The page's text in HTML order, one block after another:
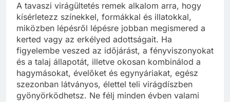
A tavaszi virágültetés remek alkalom arra, hogy
kísérletezz színekkel, formákkal és illatokkal,
miközben lépésről lépésre jobban megismered a
kerted vagy az erkélyed adottságait. Ha
figyelembe veszed az időjárást, a fényviszonyokat
és a talaj állapotát, illetve okosan kombinálod a
hagymásokat, évelőket és egynyáriakat, egész
szezonban látványos, élettel teli virágdíszben
gyönyörködhetsz. Ne félj minden évben valami